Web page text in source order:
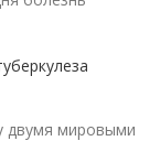
двумя мировыми